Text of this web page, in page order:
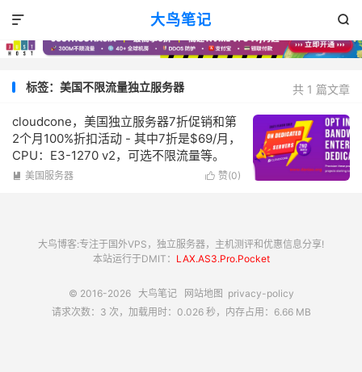
大鸟笔记 

共 1 篇文章
标签：美国不限流量独立服务器
cloudcone，美国独立服务器7折促销和第
2个月100%折扣活动 - 其中7折是$69/月，
CPU：E3-1270 v2，可选不限流量等。
 赞(0)
 美国服务器
大鸟博客:专注于国外VPS，独立服务器，主机测评和优惠信息分享!
本站运行于DMIT： LAX.AS3.Pro.Pocket
© 2016-2026 大鸟笔记 网站地图 privacy-policy
请求次数：3 次，加载用时：0.026 秒，内存占用：6.66 MB